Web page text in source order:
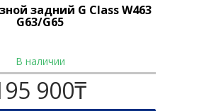
задний G Class W463
G63/G65
В наличии
900₸